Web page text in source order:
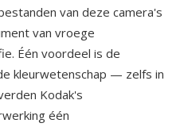
van deze camera's
van vroege
Één voordeel is de
kleurwetenschap — zelfs in
Kodak's
één